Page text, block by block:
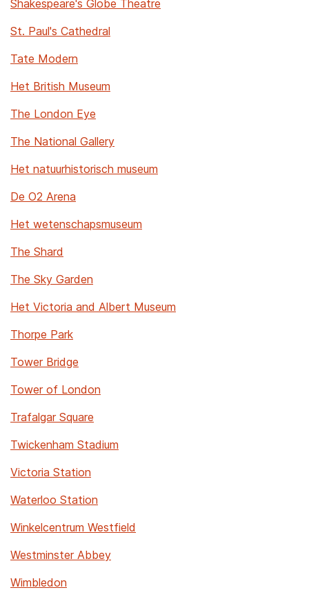
Shakespeare's Globe Theatre
St. Paul's Cathedral
Tate Modern
Het British Museum
The London Eye
The National Gallery
Het natuurhistorisch museum
De O2 Arena
Het wetenschapsmuseum
The Shard
The Sky Garden
Het Victoria and Albert Museum
Thorpe Park
Tower Bridge
Tower of London
Trafalgar Square
Twickenham Stadium
Victoria Station
Waterloo Station
Winkelcentrum Westfield
Westminster Abbey
Wimbledon